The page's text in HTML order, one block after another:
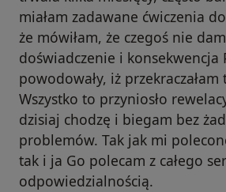
miałam zadawane ćwiczenia
że mówiłam, że czegoś nie
doświadczenie i konsekwencja
powodowały, iż
Wszystko to przyniosło
dzisiaj chodzę i biegam bez
problemów. Tak jak mi
tak i ja Go polecam z całego
odpowiedzialnością.